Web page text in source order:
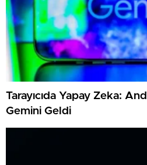
Tarayıcıda Yapay Zeka:
Gemini Geldi